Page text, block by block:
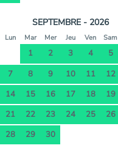
SEPTEMBRE - 2026
Lun Mar Mer Jeu Ven Sam
1 2 3 4 5
7
8 9 10 11 12
14
15 16 17 18 19
21
22 23 24 25 26
28
29 30